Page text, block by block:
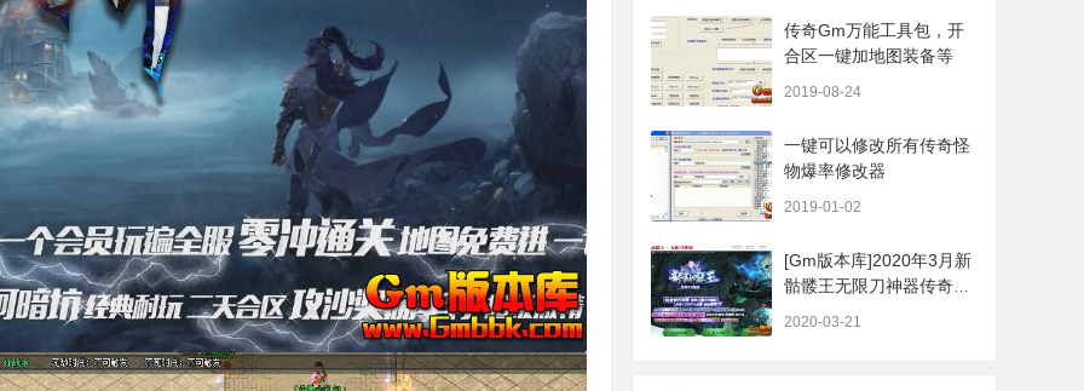
传奇Gm万能工具包，开
合区一键加地图装备等
2019-08-24
一键可以修改所有传奇怪
物爆率修改器
2019-01-02
[Gm版本库]2020年3月新
骷髅王无限刀神器传奇版
2020-03-21